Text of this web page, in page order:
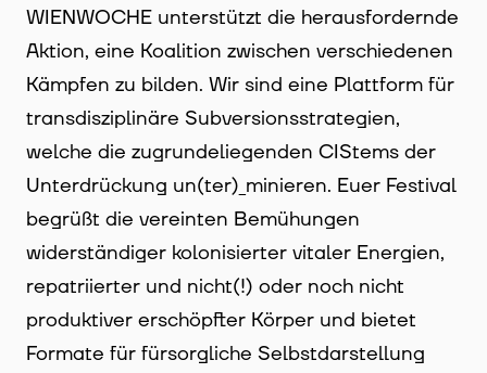
WIENWOCHE unterstützt die herausfordernde
Aktion, eine Koalition zwischen verschiedenen
Kämpfen zu bilden. Wir sind eine Plattform für
transdisziplinäre Subversionsstrategien,
welche die zugrundeliegenden CIStems der
Unterdrückung un(ter)_minieren. Euer Festival
begrüßt die vereinten Bemühungen
widerständiger kolonisierter vitaler Energien,
repatriierter und nicht(!) oder noch nicht
produktiver erschöpfter Körper und bietet
Formate für fürsorgliche Selbstdarstellung